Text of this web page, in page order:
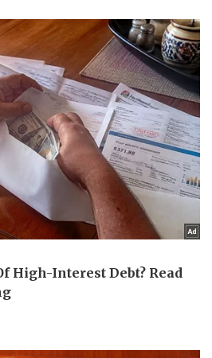
Giải trí
Thời trang
Sao Việt